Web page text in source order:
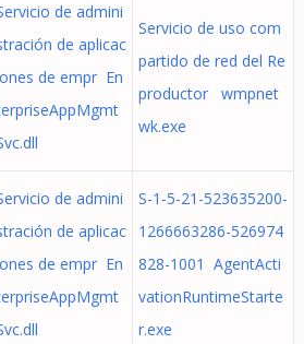
de admini
de aplicac
de empr En
Servicio de uso com
partido de red del Re
productor wmpnet
wk.exe
de admini
de aplicac
de empr En
S-1-5-21-523635200-
1266663286-526974
828-1001 AgentActi
vationRuntimeStarte
r.exe